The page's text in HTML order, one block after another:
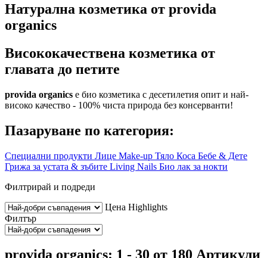
Натурална козметика от provida
organics
Висококачествена козметика от
главата до петите
provida organics е био козметика с десетилетия опит и най-
високо качество - 100% чиста природа без консерванти!
Пазаруване по категория:
Специални продукти Лице Make-up Тяло Коса Бебе & Дете
Грижа за устата & зъбите Living Nails Био лак за нокти
Филтрирай и подреди
Цена Highlights
Филтър
provida organics: 1 - 30 от 180 Артикули